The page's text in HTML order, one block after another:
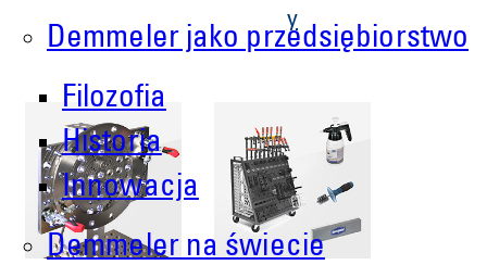
Demmeler jako przedsiębiorstwo
Filozofia
Historia
Innowacja
Demmeler na świecie
y